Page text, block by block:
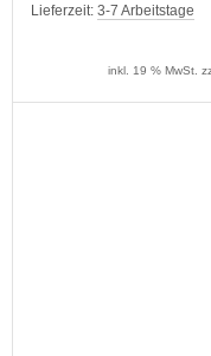
Lieferzeit: 3-7 Arbeitstage
inkl. 19 % MwSt.